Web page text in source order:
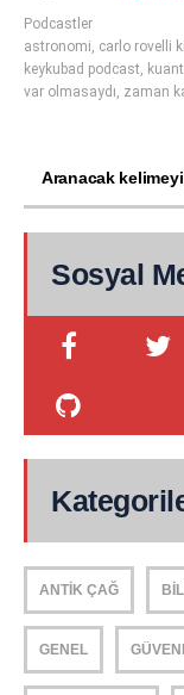
Podcastler
astronomi, carlo rovelli
keykubad podcast,
var olmasaydı, zaman
Sosyal
ANTIK ÇAĞ
GENEL